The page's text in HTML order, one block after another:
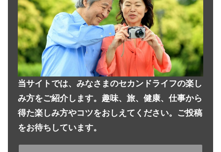
当サイトでは、みなさまのセカンドライフの楽し
み方をご紹介します。趣味、旅、健康、仕事から
得た楽しみ方やコツをおしえてください。ご投稿
をお待ちしています。